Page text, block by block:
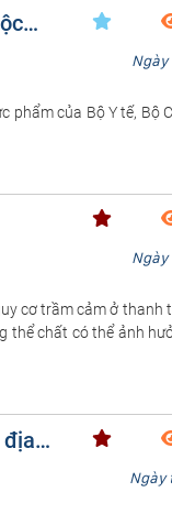
Ngày
phẩm của Bộ Y tế, Bộ
Ngày
cơ trầm cảm ở thanh
thể chất có thể ảnh
Ngày